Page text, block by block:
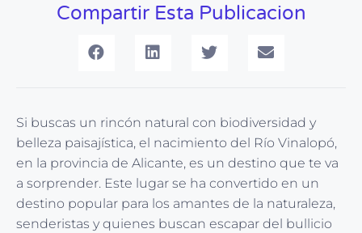
Compartir Esta Publicacion
Si buscas un rincón natural con biodiversidad y
belleza paisajística, el nacimiento del Río Vinalopó,
en la provincia de Alicante, es un destino que te va
a sorprender. Este lugar se ha convertido en un
destino popular para los amantes de la naturaleza,
senderistas y quienes buscan escapar del bullicio